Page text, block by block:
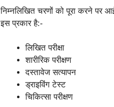
निम्नलिखित चरणों को पूरा करने पर
इस प्रकार है:-
लिखित परीक्षा
शारीरिक परीक्षण
दस्तावेज सत्यापन
ड्राइविंग टेस्ट
चिकित्सा परीक्षण